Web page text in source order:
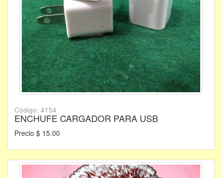
Código: 4154
ENCHUFE CARGADOR PARA USB
Precio $ 15.00